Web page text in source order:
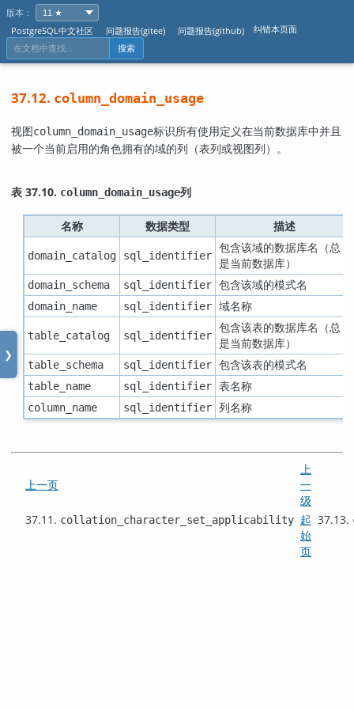
版本：
PostgreSQL中文社区
问题报告(gitee) 问题报告(github) 纠错本页面
搜索
❯
37.12. column_domain_usage
视图column_domain_usage标识所有使用定义在当前数据库中并且
被一个当前启用的角色拥有的域的列（表列或视图列）。
表 37.10. column_domain_usage列
名称 数据类型 描述
domain_catalog sql_identifier
包含该域的数据库名（总
是当前数据库）
domain_schema sql_identifier 包含该域的模式名
domain_name sql_identifier 域名称
table_catalog sql_identifier
包含该表的数据库名（总
是当前数据库）
table_schema sql_identifier 包含该表的模式名
table_name sql_identifier 表名称
column_name sql_identifier 列名称
上一页
上
一
级
37.11. collation_character_set_applicability 起
始
页
37.13.